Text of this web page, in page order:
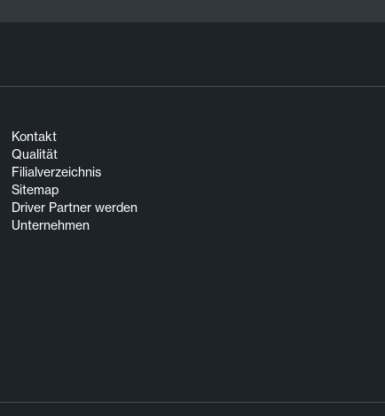
Kontakt
Qualität
Filialverzeichnis
Sitemap
Driver Partner werden
Unternehmen